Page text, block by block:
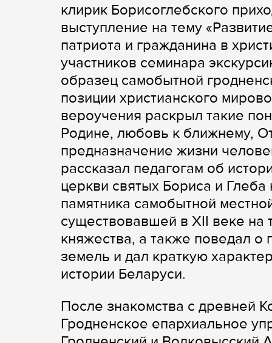
клирик Борисоглебского
выступление на тему
патриота и гражданина в
участников семинара
образец самобытной
позиции христианского
вероучения раскрыл такие
Родине, любовь к ближнему,
предназначение жизни
рассказал педагогам об
церкви святых Бориса и
памятника самобытной
существовавшей в XII веке на
княжества, а также поведал о
земель и дал краткую
истории Беларуси.
После знакомства с древней
Гродненское епархиальное